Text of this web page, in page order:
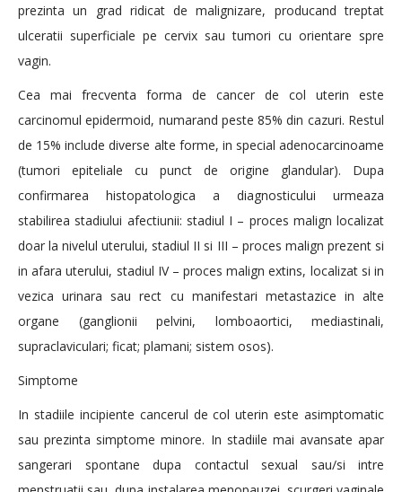
prezinta un grad ridicat de malignizare, producand treptat
ulceratii superficiale pe cervix sau tumori cu orientare spre
vagin.
Cea mai frecventa forma de cancer de col uterin este
carcinomul epidermoid, numarand peste 85% din cazuri. Restul
de 15% include diverse alte forme, in special adenocarcinoame
(tumori epiteliale cu punct de origine glandular). Dupa
confirmarea histopatologica a diagnosticului urmeaza
stabilirea stadiului afectiunii: stadiul I – proces malign localizat
doar la nivelul uterului, stadiul II si III – proces malign prezent si
in afara uterului, stadiul IV – proces malign extins, localizat si in
vezica urinara sau rect cu manifestari metastazice in alte
organe (ganglionii pelvini, lomboaortici, mediastinali,
supraclaviculari; ficat; plamani; sistem osos).
Simptome
In stadiile incipiente cancerul de col uterin este asimptomatic
sau prezinta simptome minore. In stadiile mai avansate apar
sangerari spontane dupa contactul sexual sau/si intre